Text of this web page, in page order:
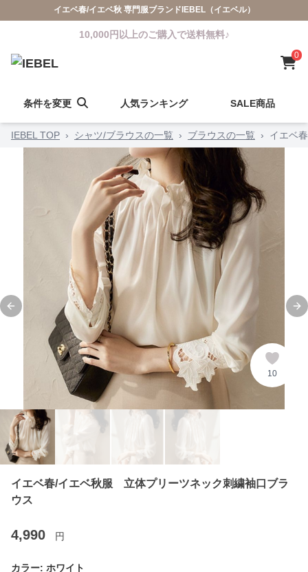
イエベ春/イエベ秋 専門服ブランドIEBEL（イエベル）
10,000円以上のご購入で送料無料♪
0
条件を変更 人気ランキング SALE商品
IEBEL TOP › シャツ/ブラウスの一覧 › ブラウスの一覧 › イエベ
Previous slide
10
イエベ春/イエベ秋服 立体プリーツネック刺繍袖口ブラ
ウス
4,990 円
カラー: ホワイト